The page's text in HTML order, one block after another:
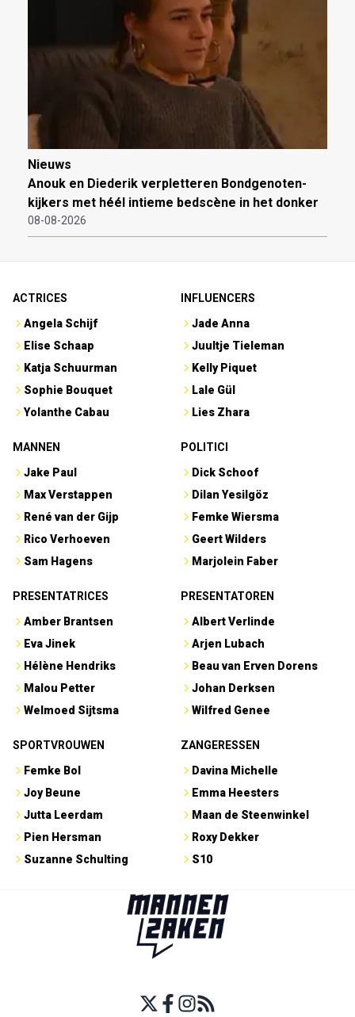
Nieuws
Anouk en Diederik verpletteren Bondgenoten-
kijkers met héél intieme bedscène in het donker
08-08-2026
ACTRICES
Angela Schijf
Elise Schaap
Katja Schuurman
Sophie Bouquet
Yolanthe Cabau
INFLUENCERS
Jade Anna
Juultje Tieleman
Kelly Piquet
Lale Gül
Lies Zhara
MANNEN
Jake Paul
Max Verstappen
René van der Gijp
Rico Verhoeven
Sam Hagens
POLITICI
Dick Schoof
Dilan Yesilgöz
Femke Wiersma
Geert Wilders
Marjolein Faber
PRESENTATRICES
Amber Brantsen
Eva Jinek
Hélène Hendriks
Malou Petter
Welmoed Sijtsma
PRESENTATOREN
Albert Verlinde
Arjen Lubach
Beau van Erven Dorens
Johan Derksen
Wilfred Genee
SPORTVROUWEN
Femke Bol
Joy Beune
Jutta Leerdam
Pien Hersman
Suzanne Schulting
ZANGERESSEN
Davina Michelle
Emma Heesters
Maan de Steenwinkel
Roxy Dekker
S10